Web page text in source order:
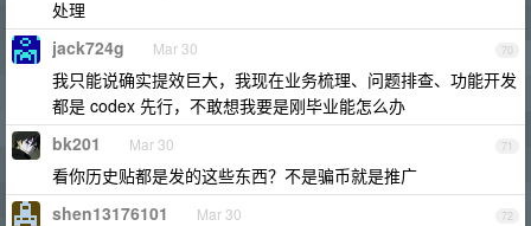
处理
70
jack724g Mar 30
我只能说确实提效巨大，我现在业务梳理、问题排查、功能开发
都是 codex 先行，不敢想我要是刚毕业能怎么办
71
bk201 Mar 30
看你历史贴都是发的这些东西？不是骗币就是推广
72
shen13176101 Mar 30